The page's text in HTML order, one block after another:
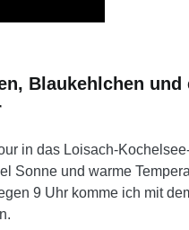
Blaukehlchen und
in das Loisach-
Sonne und warme
9 Uhr komme ich mit